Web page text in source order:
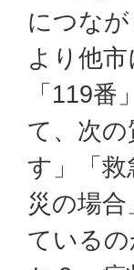
につな
より他
「119
て、次
す」「
災の場
ている